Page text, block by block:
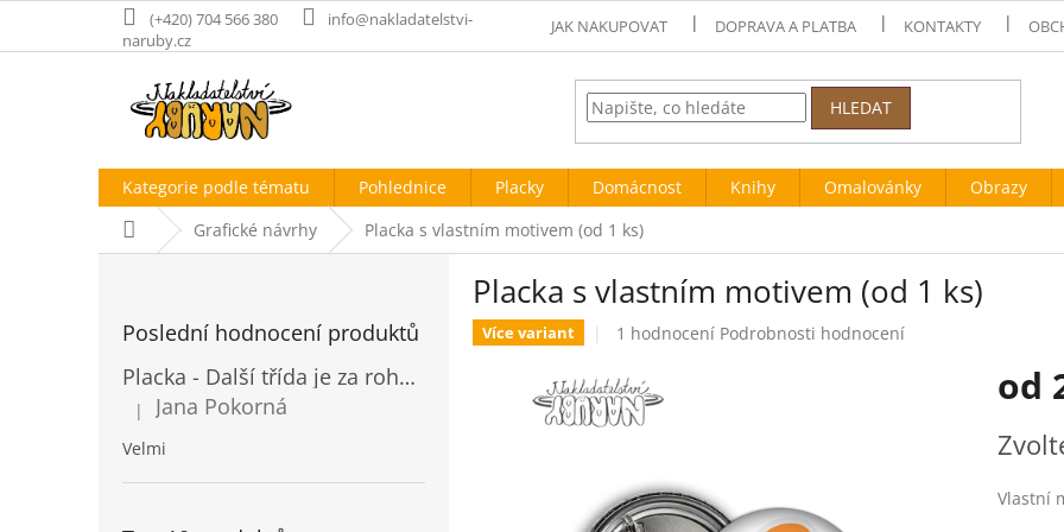
obsah
(+420) 704 566 380
info@nakladatelstvi-
naruby.cz
JAK NAKUPOVAT DOPRAVA A PLATBA KONTAKTY
HLEDAT
Kategorie podle tématu Pohlednice Placky Domácnost Knihy Omalovánky Obrazy
Domů Grafické návrhy Placka s vlastním motivem (od 1 ks)
Poslední hodnocení produktů
Placka - Další třída je za rohem
Hodnocení produktu je 5 z 5 hvězdiček.
| Jana Pokorná
Velmi
Placka s vlastním motivem (od 1 ks)
Více variant
Průměrné
produktu
je
5,0
hvězdiček.
1 hodnocení Podrobnosti hodnocení
od
cena:
Vlastní